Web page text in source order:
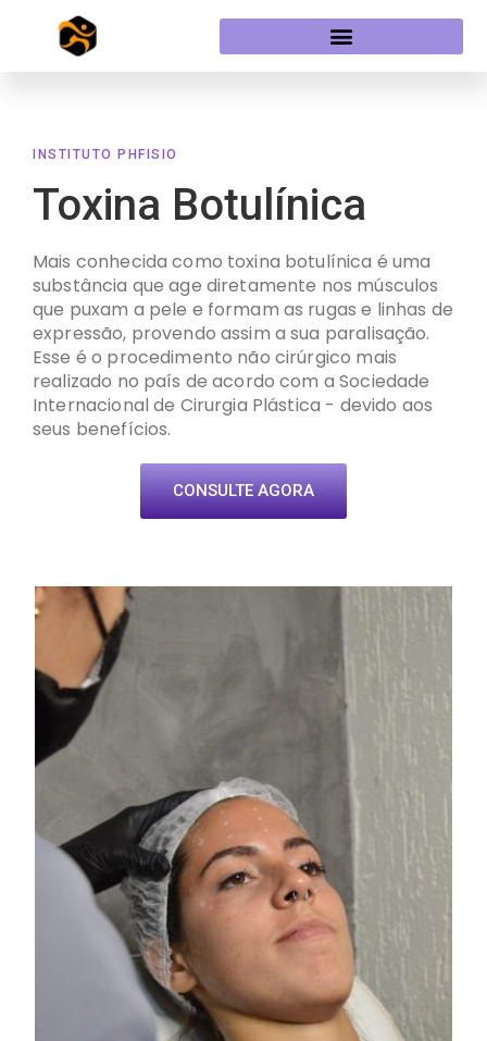
INSTITUTO PHFISIO
Toxina Botulínica
Mais conhecida como toxina botulínica é uma
substância que age diretamente nos músculos
que puxam a pele e formam as rugas e linhas de
expressão, provendo assim a sua paralisação.
Esse é o procedimento não cirúrgico mais
realizado no país de acordo com a Sociedade
Internacional de Cirurgia Plástica - devido aos
seus benefícios.
CONSULTE AGORA